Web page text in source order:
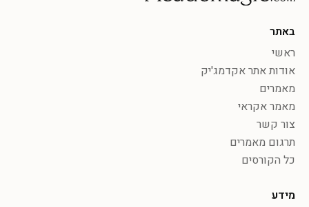
באתר
ראשי
אודות אתר אקדמג'יק
מאמרים
מאמר אקראי
צור קשר
תרגום מאמרים
כל הקורסים
מידע